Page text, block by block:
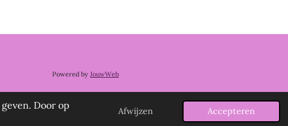
Door op
Afwijzen Accepteren
Powered by JouwWeb